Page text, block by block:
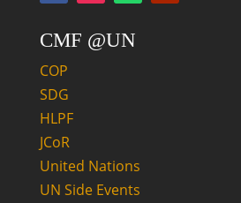
CMF @UN
COP
SDG
HLPF
JCoR
United Nations
UN Side Events